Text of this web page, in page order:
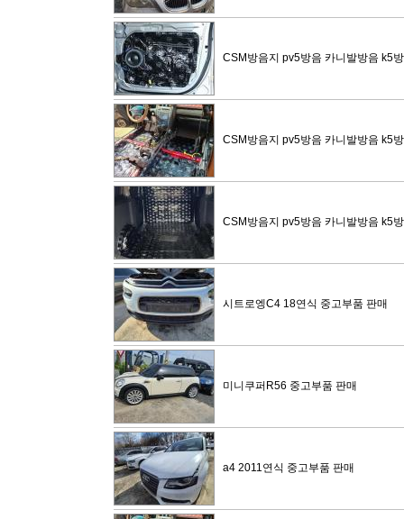
CSM방음지 pv5방음 카니발방음 k5
CSM방음지 pv5방음 카니발방음 k5
CSM방음지 pv5방음 카니발방음 k5
시트로엥C4 18연식 중고부품 판매
미니쿠퍼R56 중고부품 판매
a4 2011연식 중고부품 판매